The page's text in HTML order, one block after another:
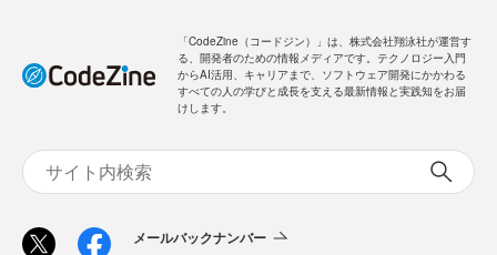
「CodeZine（コードジン）」は、株式会社翔泳社が運営す
る、開発者のための情報メディアです。テクノロジー入門
からAI活用、キャリアまで、ソフトウェア開発にかかわる
すべての人の学びと成長を支える最新情報と実践知をお届
けします。
メールバックナンバー